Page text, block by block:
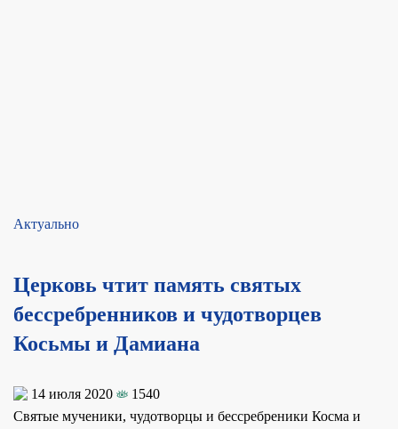
Актуально
Церковь чтит память святых
бессребренников и чудотворцев
Косьмы и Дамиана
14 июля 2020
1540
Святые мученики, чудотворцы и бессребреники Косма и